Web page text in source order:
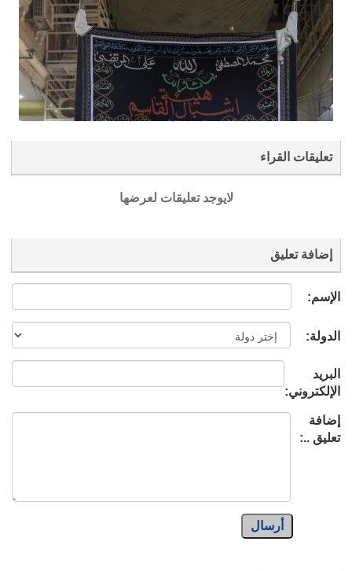
تعليقات القراء
لايوجد تعليقات لعرضها
إضافة تعليق
الإسم:
الدولة:
البريد
الإلكتروني:
إضافة
تعليق ..:
أرسال